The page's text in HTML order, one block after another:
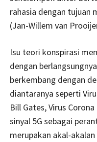
rahasia dengan tujuan
(Jan-Willem van
Isu teori konspirasi
dengan
berkembang dengan
diantaranya seperti
Bill Gates, Virus
sinyal 5G sebagai
merupakan akal-